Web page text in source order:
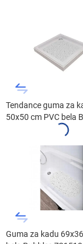
Tendance guma za
50x50 cm PVC bela
Guma za kadu